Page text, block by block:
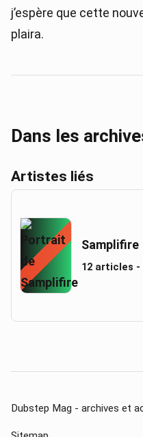
j’espère que cette
plaira.
Dans les
Artistes liés
Samplifire
12 articles -
Dubstep Mag - archives et